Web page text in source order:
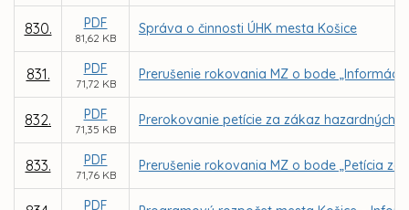
830. PDF
81,62 KB
Správa o činnosti ÚHK mesta Košice
831. PDF
71,72 KB
Prerušenie rokovania MZ o bode
832. PDF
71,35 KB
Prerokovanie petície za zákaz hazardných
833. PDF
71,76 KB
Prerušenie rokovania MZ o bode „Petícia
PDF